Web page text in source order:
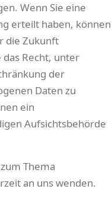
Wenn Sie eine
erteilt haben, können
die Zukunft
Recht, unter
der
Daten zu
ein
Aufsichtsbehörde
Thema
an uns wenden.